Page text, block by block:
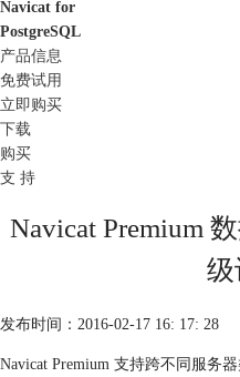
Navicat for
PostgreSQL
产品信息
免费试用
立即购买
下载
购买
支 持
Navicat Premium
级
发布时间：2016-02-17 16: 17: 28
Navicat Premium 支持跨不同服务